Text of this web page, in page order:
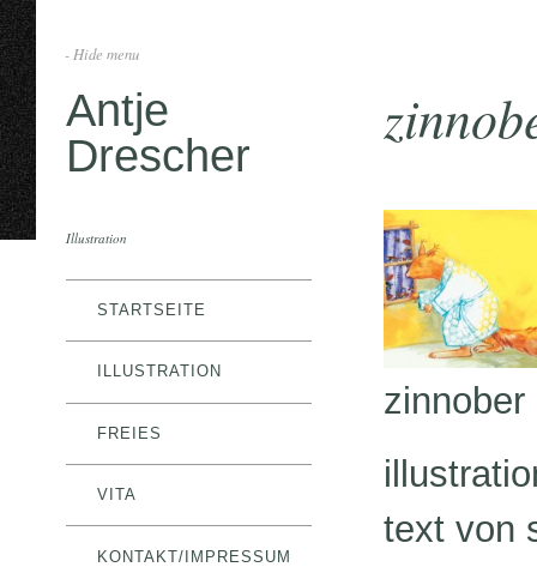
- Hide menu
Antje
Drescher
Illustration
STARTSEITE
ILLUSTRATION
FREIES
VITA
KONTAKT/IMPRESSUM
text von